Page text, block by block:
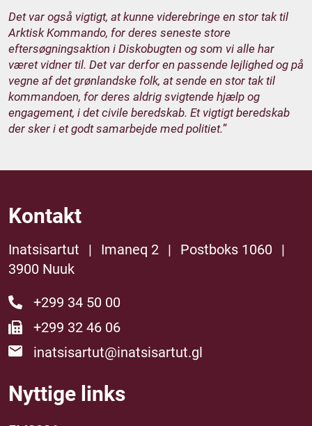
Det var også vigtigt, at kunne viderebringe en stor tak til
Arktisk Kommando, for deres seneste store
eftersøgningsaktion i Diskobugten og som vi alle har
været vidner til. Det var derfor en passende lejlighed og på
vegne af det grønlandske folk, at sende en stor tak til
kommandoen, for deres aldrig svigtende hjælp og
engagement, i det civile beredskab. Et vigtigt beredskab
der sker i et godt samarbejde med politiet.”
Kontakt
Inatsisartut | Imaneq 2 | Postboks 1060
|
3900 Nuuk
+299 34 50 00
+299 32 46 06
inatsisartut@inatsisartut.gl
Nyttige links